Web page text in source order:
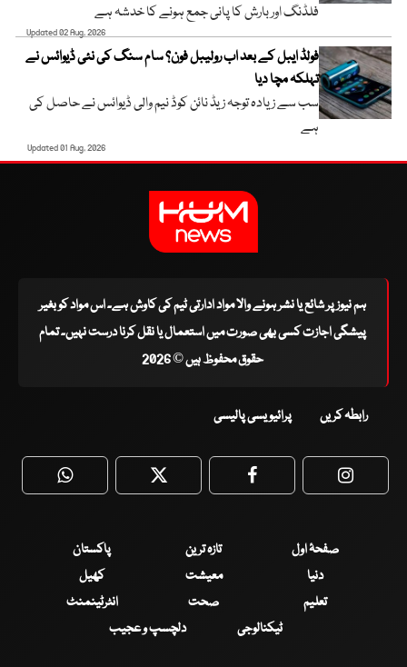
فلڈنگ اور بارش کا پانی جمع ہونے کا خدشہ ہے
Updated 02 Aug, 2026
فولڈ ایبل کے بعد اب رولیبل فون؟ سام سنگ کی نئی ڈیوائس نے
تہلکہ مچا دیا
سب سے زیادہ توجہ زیڈ نائن کوڈ نیم والی ڈیوائس نے حاصل کی
ہے
Updated 01 Aug, 2026
ہم نیوز پر شائع یا نشر ہونے والا مواد ادارتی ٹیم کی کاوش ہے۔ اس مواد کو بغیر
پیشگی اجازت کسی بھی صورت میں استعمال یا نقل کرنا درست نہیں۔ تمام
حقوق محفوظ ہیں © 2026
رابطہ کریں پرائیویسی پالیسی
WhatsApp Twitter Facebook
صفحۂ اول تازہ ترین
پاکستان
دنیا
معیشت
کھیل
تعلیم
صحت
انٹرٹینمنٹ
ٹیکنالوجی
دلچسپ و عجیب